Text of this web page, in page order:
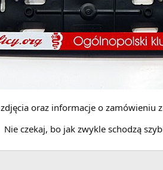
zdjęcia oraz informacje o zamówieniu
Nie czekaj, bo jak zwykle schodzą